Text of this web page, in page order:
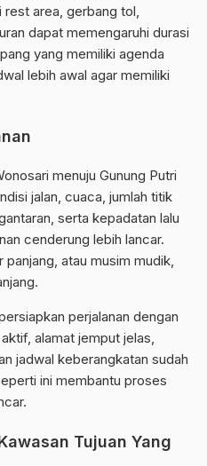
area, gerbang tol,
dapat memengaruhi durasi
yang memiliki agenda
lebih awal agar memiliki
menuju Gunung Putri
jalan, cuaca, jumlah titik
serta kepadatan lalu
cenderung lebih lancar.
panjang, atau musim mudik,
perjalanan dengan
alamat jemput jelas,
jadwal keberangkatan sudah
ini membantu proses
Tujuan Yang